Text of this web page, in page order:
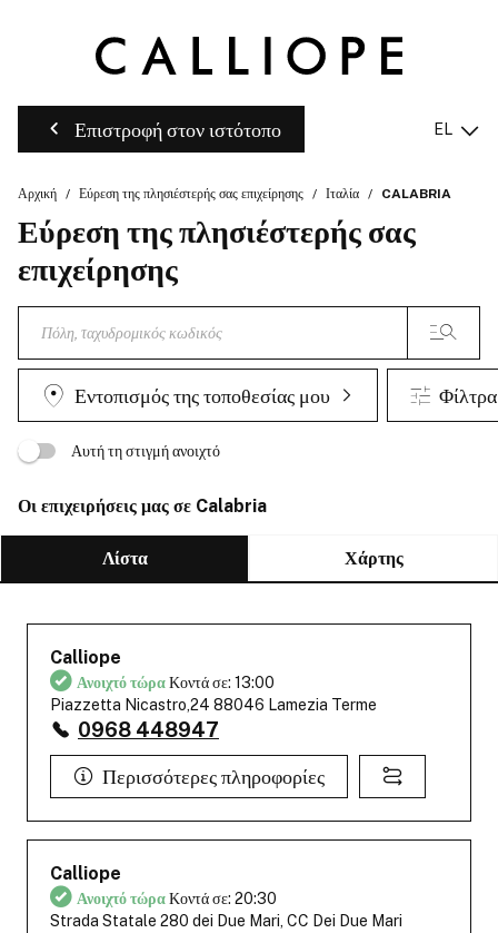
Επιστροφή στον ιστότοπο EL
Αρχική Εύρεση της πλησιέστερής σας επιχείρησης Ιταλία CALABRIA
Εύρεση της πλησιέστερής σας
επιχείρησης
Εντοπισμός της τοποθεσίας μου Φίλτρα
Αυτή τη στιγμή ανοιχτό
Οι επιχειρήσεις μας σε Calabria
Λίστα Χάρτης
Calliope
Ανοιχτό τώραΚοντά σε: 13:00
Piazzetta Nicastro,24 88046 Lamezia Terme
0968 448947
Περισσότερες πληροφορίες
Calliope
Ανοιχτό τώραΚοντά σε: 20:30
Strada Statale 280 dei Due Mari, CC Dei Due Mari